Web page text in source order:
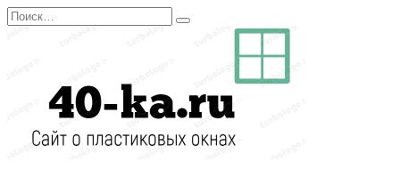
Перейти
к
Search
for: